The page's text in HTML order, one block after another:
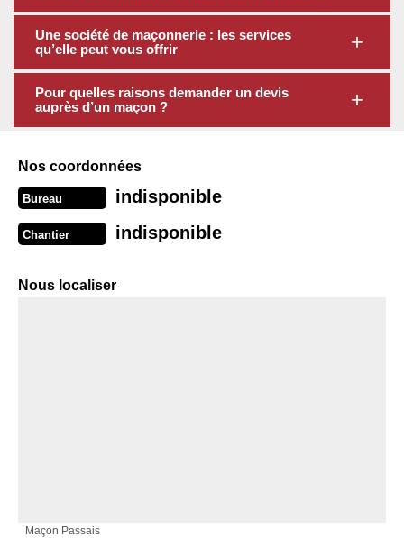
Une société de maçonnerie : les services
qu’elle peut vous offrir
Pour quelles raisons demander un devis
auprès d’un maçon ?
Nos coordonnées
Bureau indisponible
Chantier indisponible
Nous localiser
Maçon Passais